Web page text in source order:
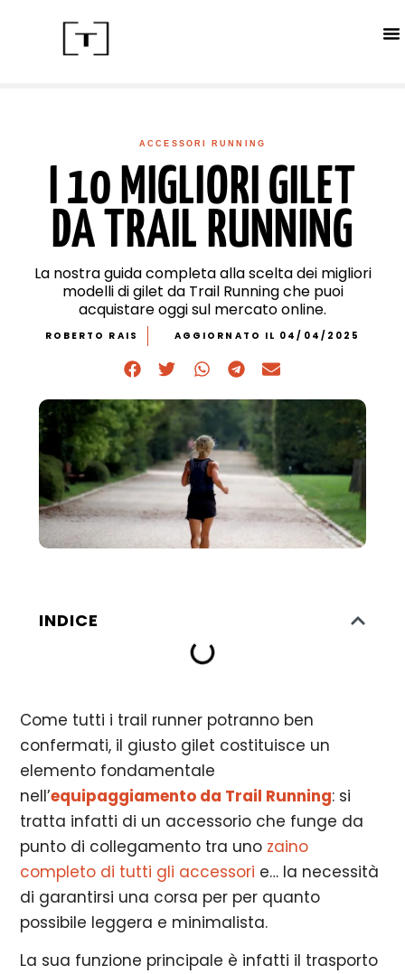
ACCESSORI RUNNING
I 10 MIGLIORI GILET
DA TRAIL RUNNING
La nostra guida completa alla scelta dei migliori
modelli di gilet da Trail Running che puoi
acquistare oggi sul mercato online.
ROBERTO RAIS AGGIORNATO IL 04/04/2025
INDICE
Come tutti i trail runner potranno ben
confermati, il giusto gilet costituisce un
elemento fondamentale
nell’equipaggiamento da Trail Running: si
tratta infatti di un accessorio che funge da
punto di collegamento tra uno zaino
completo di tutti gli accessori e… la necessità
di garantirsi una corsa per per quanto
possibile leggera e minimalista.
La sua funzione principale è infatti il trasporto